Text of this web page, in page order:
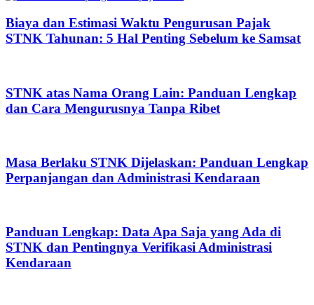
Biaya dan Estimasi Waktu Pengurusan Pajak
STNK Tahunan: 5 Hal Penting Sebelum ke Samsat
STNK atas Nama Orang Lain: Panduan Lengkap
dan Cara Mengurusnya Tanpa Ribet
Masa Berlaku STNK Dijelaskan: Panduan Lengkap
Perpanjangan dan Administrasi Kendaraan
Panduan Lengkap: Data Apa Saja yang Ada di
STNK dan Pentingnya Verifikasi Administrasi
Kendaraan